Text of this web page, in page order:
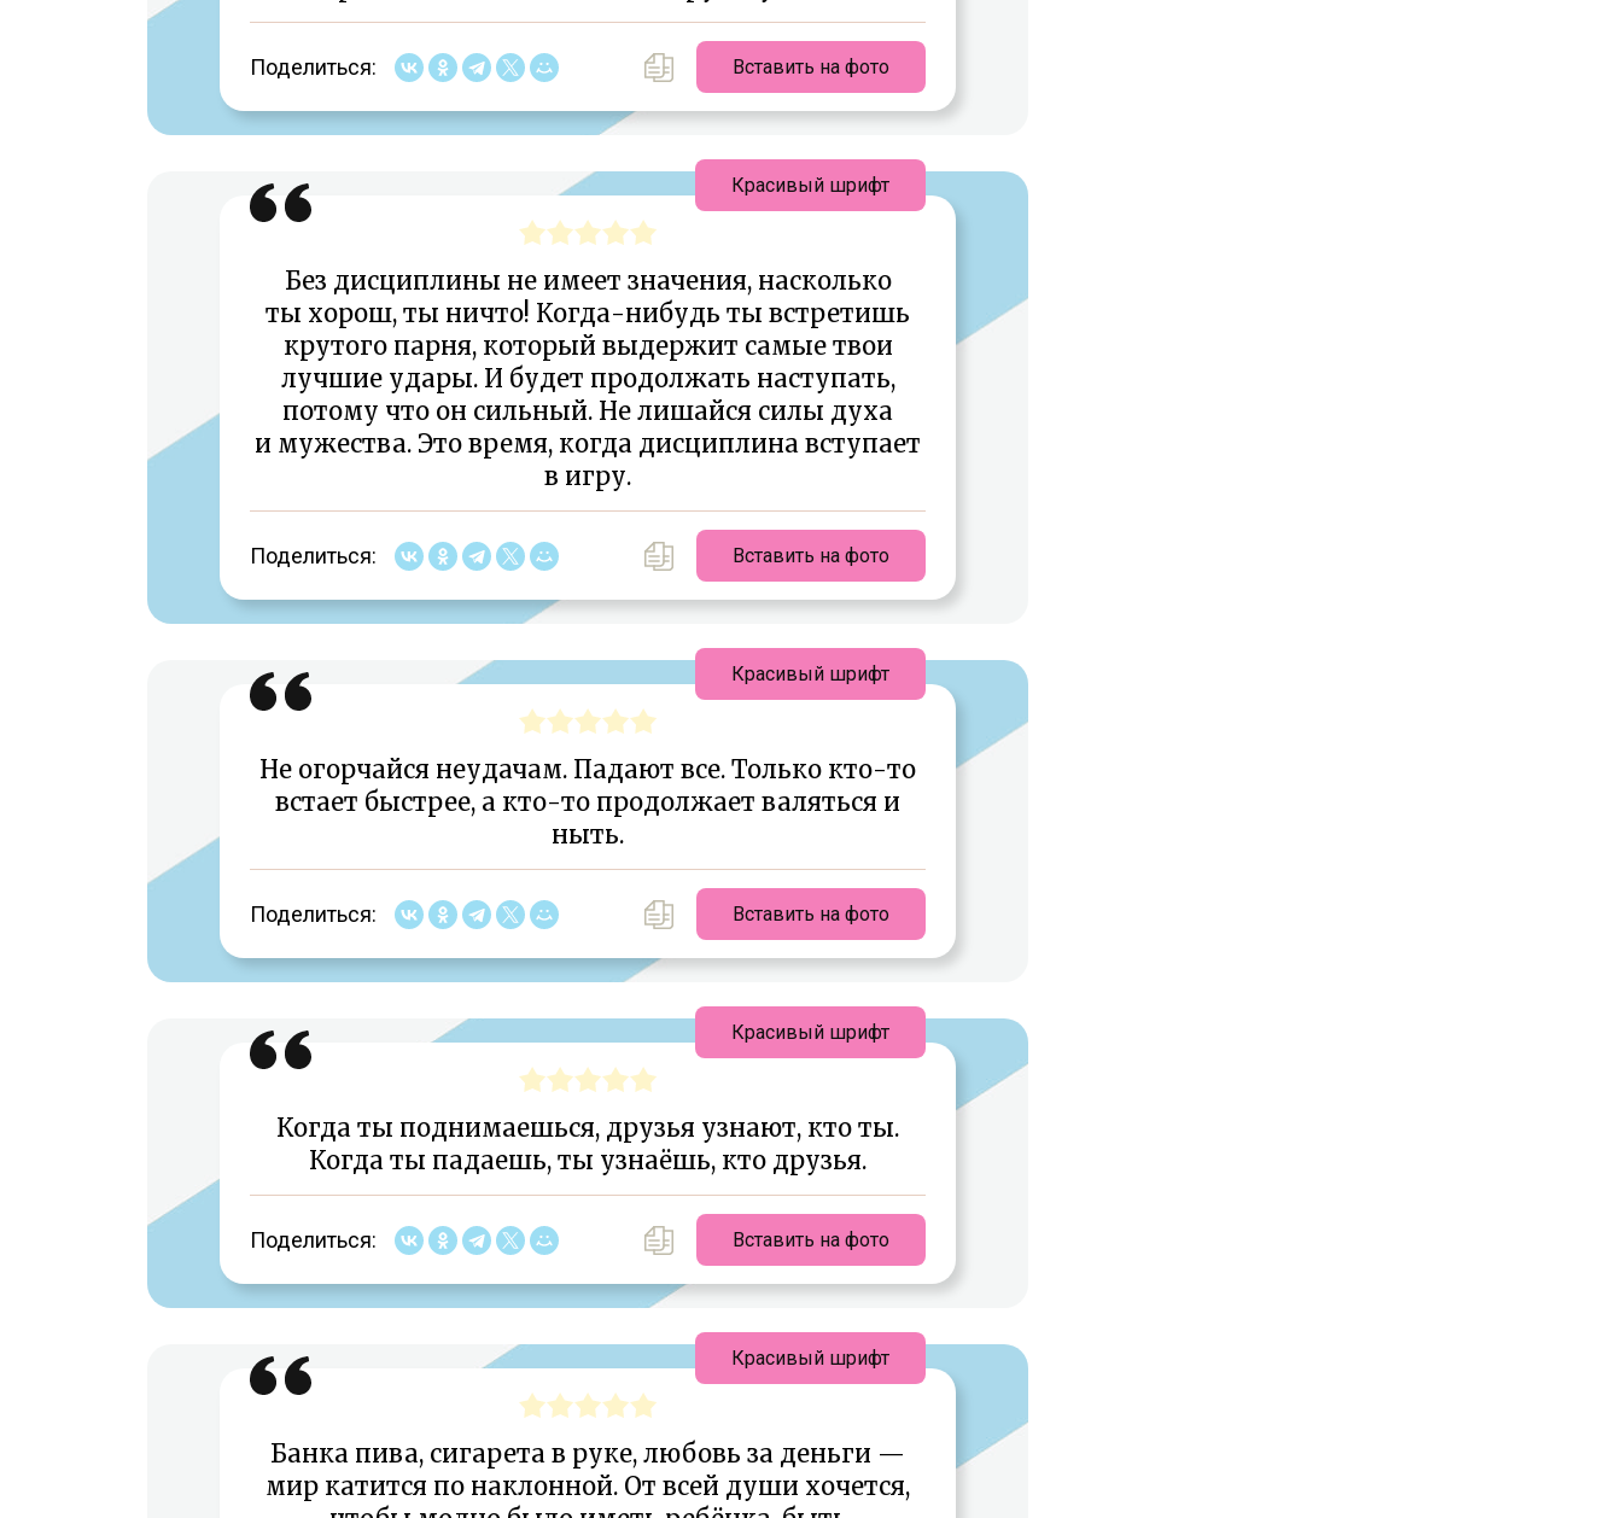
Поделиться: Вставить на фото
Без дисциплины не имеет значения, насколько
ты хорош, ты ничто! Когда-нибудь ты встретишь
крутого парня, который выдержит самые твои
лучшие удары. И будет продолжать наступать,
потому что он сильный. Не лишайся силы духа
и мужества. Это время, когда дисциплина вступает
в игру.
Поделиться: Вставить на фото
Красивый шрифт
Не огорчайся неудачам. Падают все. Только кто-то
встает быстрее, а кто-то продолжает валяться и
ныть.
Поделиться: Вставить на фото
Красивый шрифт
Когда ты поднимаешься, друзья узнают, кто ты.
Когда ты падаешь, ты узнаёшь, кто друзья.
Поделиться: Вставить на фото
Красивый шрифт
Банка пива, сигарета в руке, любовь за деньги —
мир катится по наклонной. От всей души хочется,
Красивый шрифт